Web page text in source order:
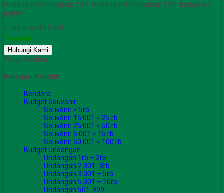
Undangan Pernikahan 237 Undangan Pernikahan 237 bahan art
paper
*Lanjut WHATSAPP
Tersedia
Hubungi Kami
Tutup Sidebar
Kategori Produk
Bendera
Budget Souvenir
Souvenir < 5rb
Souvenir 15.001 < 25 rb
Souvenir 25.001 < 50 rb
Souvenir 5.001 < 15 rb
Souvenir 50.001 < 100 rb
Budget Undangan
Undangan 1rb – 2rb
Undangan 2.001- 3rb
Undangan 3.001 – 5rb
Undangan 5.001 – 10rb
Undangan 501-999